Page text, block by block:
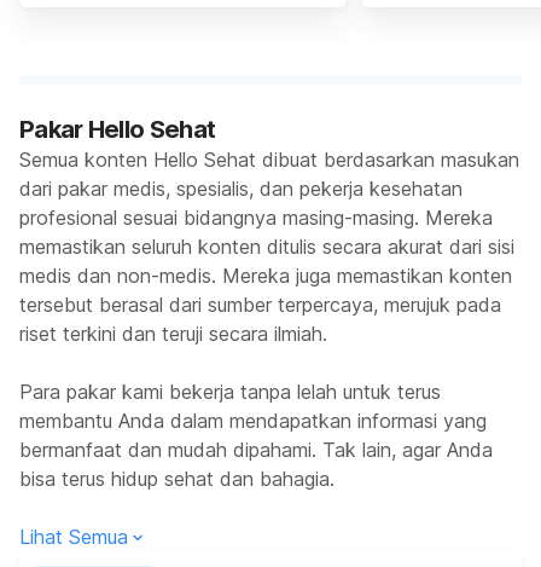
Pakar Hello Sehat
Semua konten Hello Sehat dibuat berdasarkan masukan
dari pakar medis, spesialis, dan pekerja kesehatan
profesional sesuai bidangnya masing-masing. Mereka
memastikan seluruh konten ditulis secara akurat dari sisi
medis dan non-medis. Mereka juga memastikan konten
tersebut berasal dari sumber terpercaya, merujuk pada
riset terkini dan teruji secara ilmiah.
Para pakar kami bekerja tanpa lelah untuk terus
membantu Anda dalam mendapatkan informasi yang
bermanfaat dan mudah dipahami. Tak lain, agar Anda
bisa terus hidup sehat dan bahagia.
Lihat Semua